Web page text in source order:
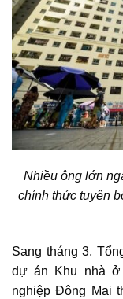
Nhiều ông lớn
chính thức tuyên
Sang tháng 3,
dự án Khu nhà ở
nghiệp Đông Mai